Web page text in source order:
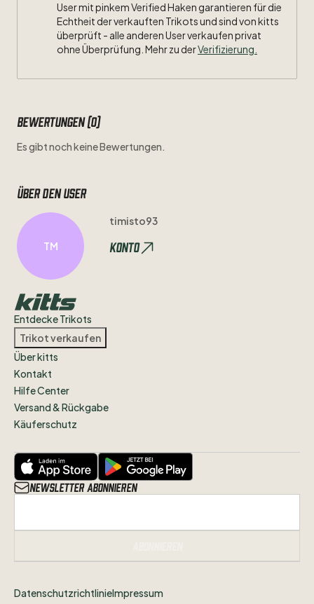
User mit pinkem Verified Haken garantieren für die
Echtheit der verkauften Trikots und sind von kitts
überprüft - alle anderen User verkaufen privat
ohne Überprüfung. Mehr zu derVerifizierung.
Bewertungen (0)
Es gibt noch keine Bewertungen.
Über den user
TM
timisto93
Konto
Entdecke Trikots
Trikot verkaufen
Über kitts
Kontakt
Hilfe Center
Versand & Rückgabe
Käuferschutz
Newsletter abonnieren
DatenschutzrichtlinieImpressum